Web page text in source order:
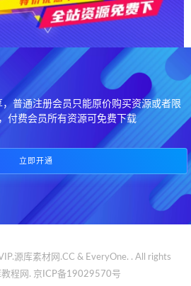
普通注册会员只能原价购买资源或者限
付费会员所有资源可免费下载
立即开通
源库素材网.CC & EveryOne. . All rights
程网. 京ICP备19029570号